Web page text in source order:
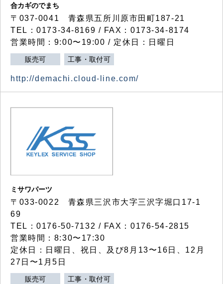
合カギのでまち
〒037-0041 青森県五所川原市田町187-21
TEL：0173-34-8169 / FAX：0173-34-8174
営業時間：9:00〜19:00 / 定休日：日曜日
販売可 工事・取付可
http://demachi.cloud-line.com/
ミサワパーツ
〒033-0022 青森県三沢市大字三沢字堀口17-1
69
TEL：0176-50-7132 / FAX：0176-54-2815
営業時間：8:30〜17:30
定休日：日曜日、祝日、及び8月13〜16日、12月
27日〜1月5日
販売可 工事・取付可